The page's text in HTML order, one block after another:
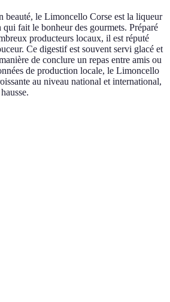
beauté, le Limoncello Corse est la liqueur
qui fait le bonheur des gourmets. Préparé
producteurs locaux, il est réputé
Ce digestif est souvent servi glacé et
de conclure un repas entre amis ou
de production locale, le Limoncello
au niveau national et international,